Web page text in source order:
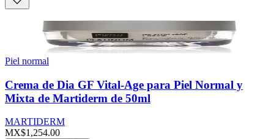
Piel normal
Crema de Dia GF Vital-Age para Piel Normal y
Mixta de Martiderm de 50ml
MARTIDERM
MX$1,254.00